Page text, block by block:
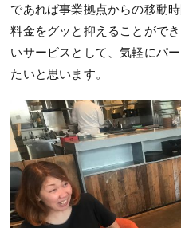
であれば事業拠点からの移動
料金をグッと抑えることがで
いサービスとして、気軽にパ
たいと思います。